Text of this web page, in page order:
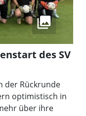
des SV
der Rückrunde
optimistisch in
über ihre